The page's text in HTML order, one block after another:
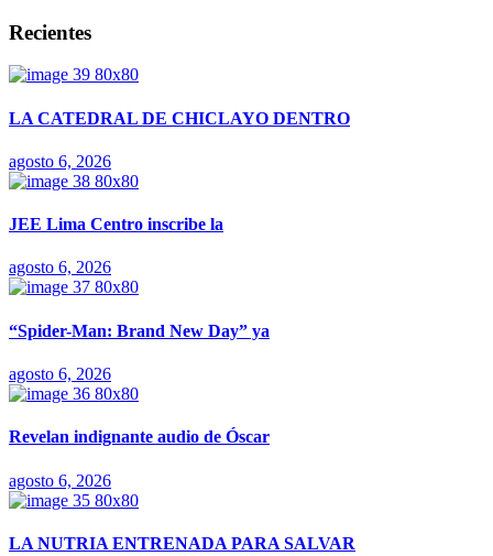
Recientes
LA CATEDRAL DE CHICLAYO DENTRO
agosto 6, 2026
JEE Lima Centro inscribe la
agosto 6, 2026
“Spider-Man: Brand New Day” ya
agosto 6, 2026
Revelan indignante audio de Óscar
agosto 6, 2026
LA NUTRIA ENTRENADA PARA SALVAR